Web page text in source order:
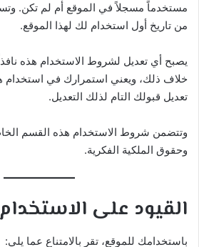
مستخدماً مسجلاً في الموقع أم لم تكن.
من تاريخ أول استخدام لك لهذا الموقع.
يصبح أي تعديل لشروط الاستخدام هذه نافذاً
خلاف ذلك، ويعني استمرارك في استخدام
تعديل قبولك التام لذلك التعديل.
وتتضمن شروط الاستخدام هذه القسم
وحقوق الملكية الفكرية.
القيود على الاستخدام
باستخدامك للموقع، تقر بالامتناع عما يلي: